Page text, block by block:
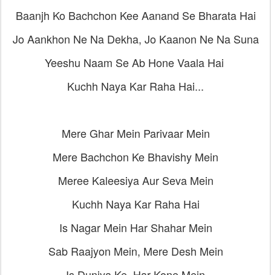
Baanjh Ko Bachchon Kee Aanand Se Bharata Hai
Jo Aankhon Ne Na Dekha, Jo Kaanon Ne Na Suna
Yeeshu Naam Se Ab Hone Vaala Hai
Kuchh Naya Kar Raha Hai...
Mere Ghar Mein Parivaar Mein
Mere Bachchon Ke Bhavishy Mein
Meree Kaleesiya Aur Seva Mein
Kuchh Naya Kar Raha Hai
Is Nagar Mein Har Shahar Mein
Sab Raajyon Mein, Mere Desh Mein